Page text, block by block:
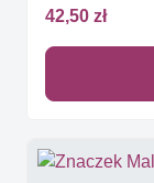
42,50 zł